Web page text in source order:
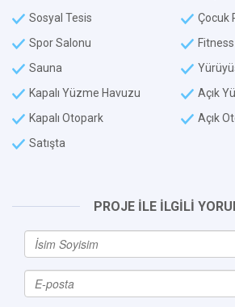
Sosyal Tesis
Çocuk
Spor Salonu
Sauna
Kapalı Yüzme Havuzu
Açık
Kapalı Otopark
Açık
Satışta
PROJE İLE İLGİLİ